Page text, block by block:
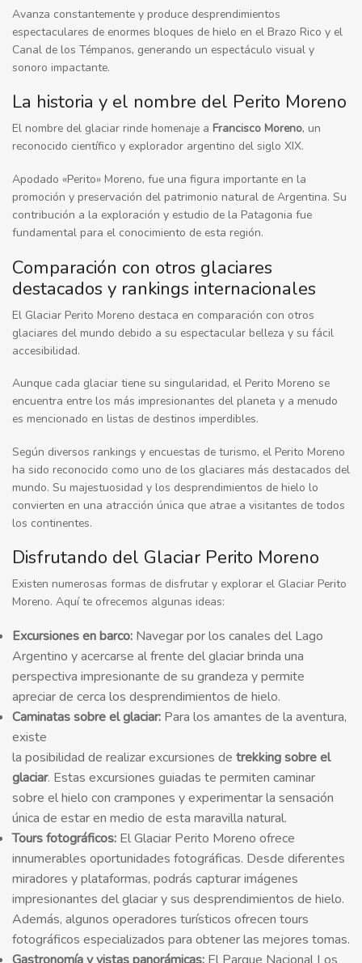
Avanza constantemente y produce desprendimientos
espectaculares de enormes bloques de hielo en el Brazo Rico y el
Canal de los Témpanos, generando un espectáculo visual y
sonoro impactante.
La historia y el nombre del Perito Moreno
El nombre del glaciar rinde homenaje a Francisco Moreno, un
reconocido científico y explorador argentino del siglo XIX.
Apodado «Perito» Moreno, fue una figura importante en la
promoción y preservación del patrimonio natural de Argentina. Su
contribución a la exploración y estudio de la Patagonia fue
fundamental para el conocimiento de esta región.
Comparación con otros glaciares
destacados y rankings internacionales
El Glaciar Perito Moreno destaca en comparación con otros
glaciares del mundo debido a su espectacular belleza y su fácil
accesibilidad.
Aunque cada glaciar tiene su singularidad, el Perito Moreno se
encuentra entre los más impresionantes del planeta y a menudo
es mencionado en listas de destinos imperdibles.
Según diversos rankings y encuestas de turismo, el Perito Moreno
ha sido reconocido como uno de los glaciares más destacados del
mundo. Su majestuosidad y los desprendimientos de hielo lo
convierten en una atracción única que atrae a visitantes de todos
los continentes.
Disfrutando del Glaciar Perito Moreno
Existen numerosas formas de disfrutar y explorar el Glaciar Perito
Moreno. Aquí te ofrecemos algunas ideas:
Excursiones en barco: Navegar por los canales del Lago
Argentino y acercarse al frente del glaciar brinda una
perspectiva impresionante de su grandeza y permite
apreciar de cerca los desprendimientos de hielo.
Caminatas sobre el glaciar: Para los amantes de la aventura,
existe
la posibilidad de realizar excursiones de trekking sobre el
glaciar. Estas excursiones guiadas te permiten caminar
sobre el hielo con crampones y experimentar la sensación
única de estar en medio de esta maravilla natural.
Tours fotográficos: El Glaciar Perito Moreno ofrece
innumerables oportunidades fotográficas. Desde diferentes
miradores y plataformas, podrás capturar imágenes
impresionantes del glaciar y sus desprendimientos de hielo.
Además, algunos operadores turísticos ofrecen tours
fotográficos especializados para obtener las mejores tomas.